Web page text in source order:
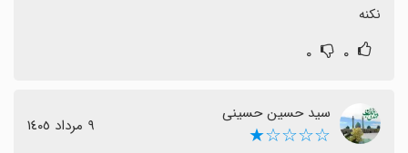
نکنه
۰ ۰
سید حسین حسینی
☆☆☆☆★ ٩ مرداد ١٤٠٥